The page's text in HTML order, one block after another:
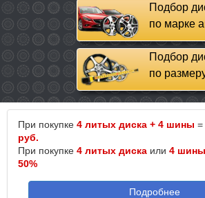
Подбор
по марке
Подбор
по
При покупке 4 литых диска + 4 шины =
руб.
При покупке 4 литых диска или 4 шины
50%
Подробнее